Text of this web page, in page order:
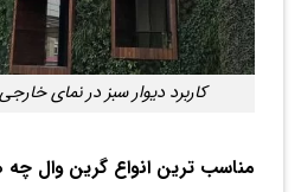
کاربرد دیوار سبز در نمای
مناسب ترین انواع گرین وال چه